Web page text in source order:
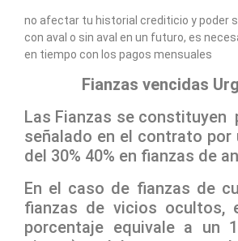
no afectar tu historial crediticio y poder
con aval o sin aval en un futuro, es
en tiempo con los pagos mensuales
Fianzas vencidas
Las Fianzas se constituyen
señalado en el contrato por
del 30% 40% en fianzas de
En el caso de fianzas de
fianzas de vicios ocultos,
porcentaje equivale a un